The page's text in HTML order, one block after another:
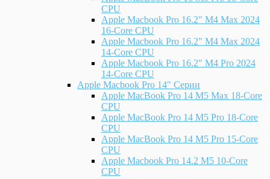
CPU
Apple Macbook Pro 16.2" M4 Max 2024
16-Core CPU
Apple Macbook Pro 16.2" M4 Max 2024
14-Core CPU
Apple Macbook Pro 16.2" M4 Pro 2024
14-Core CPU
Apple Macbook Pro 14" Серии
Apple MacBook Pro 14 M5 Max 18-Core
CPU
Apple MacBook Pro 14 M5 Pro 18-Core
CPU
Apple MacBook Pro 14 M5 Pro 15-Core
CPU
Apple Macbook Pro 14.2 M5 10-Core
CPU